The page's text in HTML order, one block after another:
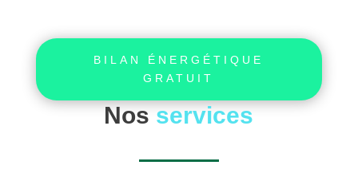
BILAN ÉNERGÉTIQUE
GRATUIT
Nos services